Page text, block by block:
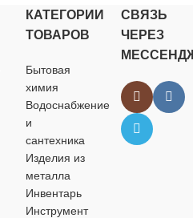
КАТЕГОРИИ
ТОВАРОВ
Бытовая
химия
Водоснабжение
и
сантехника
Изделия из
металла
Инвентарь
Инструмент
СВЯЗЬ
ЧЕРЕЗ